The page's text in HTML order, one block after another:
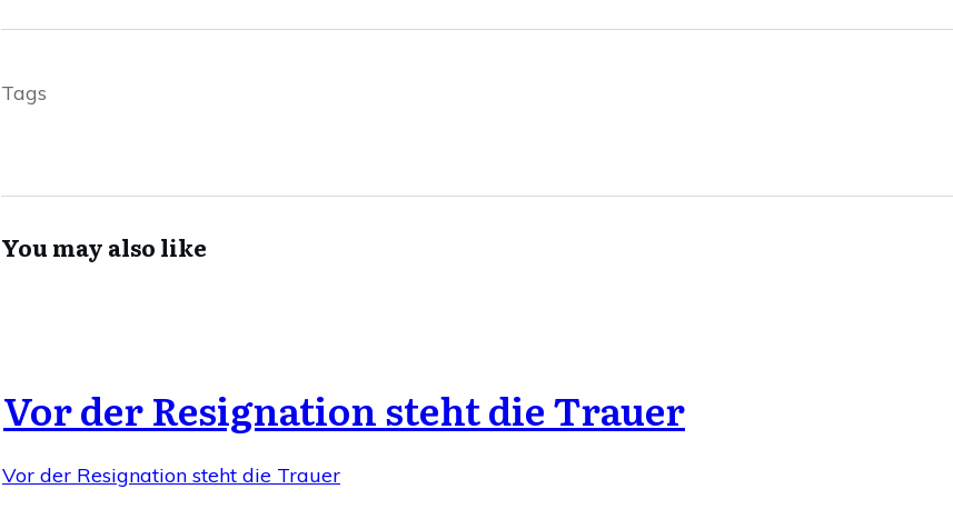
Tags
You may also like
Vor der Resignation steht die Trauer
Vor der Resignation steht die Trauer